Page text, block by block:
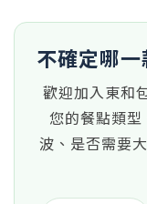
不確定哪
歡迎加入東和
您的餐點類
波、是否需要